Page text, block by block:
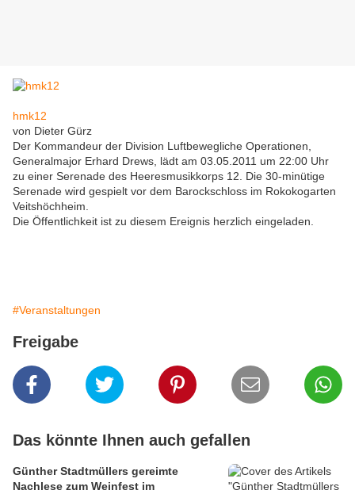
hmk12
von Dieter Gürz
Der Kommandeur der Division Luftbewegliche Operationen,
Generalmajor Erhard Drews, lädt am 03.05.2011 um 22:00 Uhr
zu einer Serenade des Heeresmusikkorps 12. Die 30-minütige
Serenade wird gespielt vor dem Barockschloss im Rokokogarten
Veitshöchheim.
Die Öffentlichkeit ist zu diesem Ereignis herzlich eingeladen.
#Veranstaltungen
Freigabe
Das könnte Ihnen auch gefallen
Günther Stadtmüllers gereimte
Nachlese zum Weinfest im